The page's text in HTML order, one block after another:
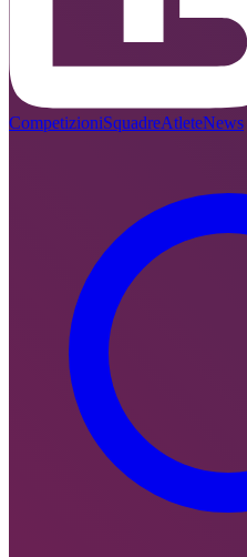
CompetizioniSquadreAtleteNews